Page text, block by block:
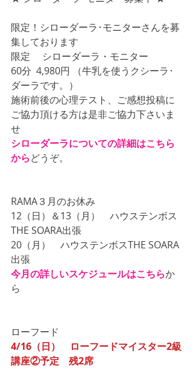
限定！シローダーラ･モニターさんを募
集しております
限定 　シローダーラ・モニター
60分  4,980円 （牛乳を使うクシーラ･
ダーラです。）
施術前後の心理テスト、ご感想投稿に
ご協力頂ける方は是非ご協力下さいま
せ
シローダーラについての詳細はこちら
からどうぞ。
RAMA３月のお休み
12（日）＆13（月）　ハウステンボス
THE SOARA出張
20（月）　ハウステンボスTHE SOARA
出張
今月の詳しいスケジュールはこちらか
ら
ローフード
4/16（日）　ローフードマイスター2級
講座②予定　残2席